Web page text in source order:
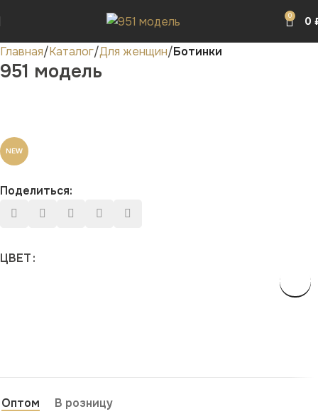
0 0
Главная Каталог Для женщин Ботинки
951 модель
NEW
Поделиться:
ЦВЕТ
Оптом В розницу